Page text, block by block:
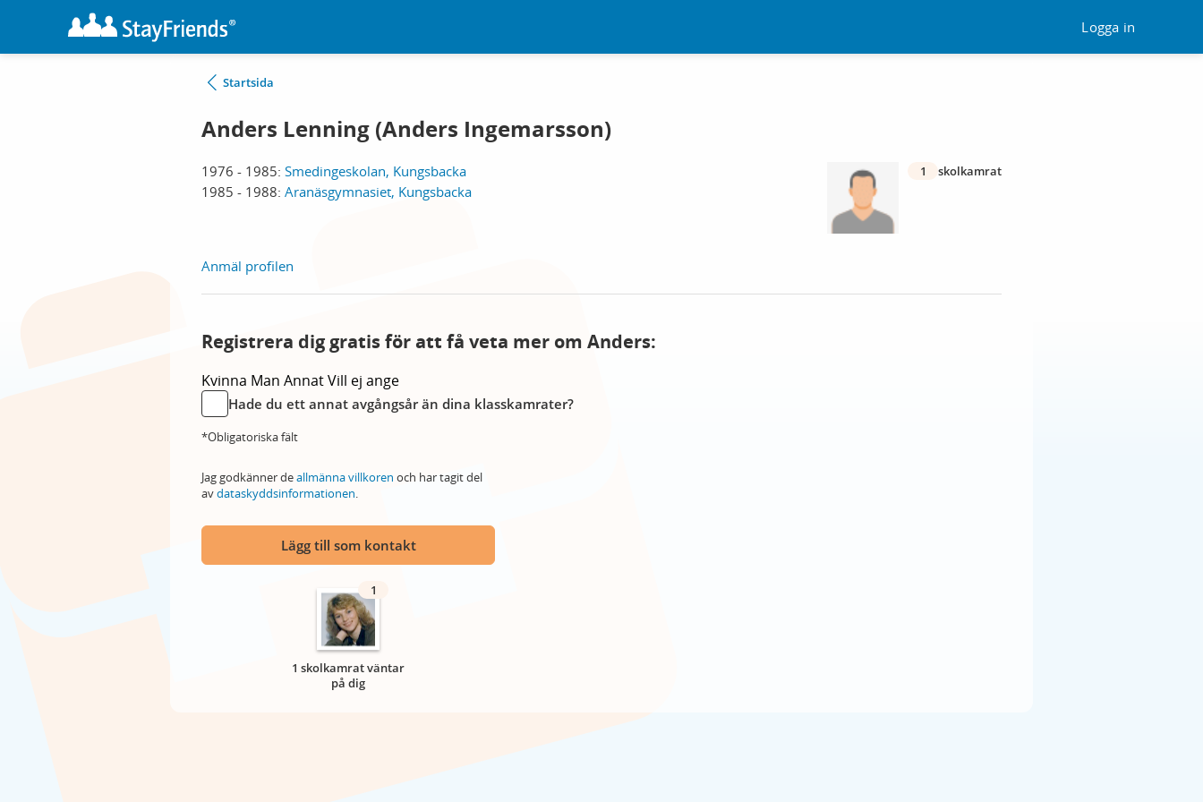
Logga in
Startsida
Anders Lenning (Anders Ingemarsson)
1976 - 1985: Smedingeskolan, Kungsbacka
1985 - 1988: Aranäsgymnasiet, Kungsbacka
1 skolkamrat
Anmäl profilen
Registrera dig gratis för att få veta mer om Anders:
Kvinna Man AnnatVill ej ange
Hade du ett annat avgångsår än dina klasskamrater?
*Obligatoriska fält
Jag godkänner deallmänna villkoren och har tagit del
avdataskyddsinformationen.
Lägg till som kontakt
1
1 skolkamrat väntar
på dig